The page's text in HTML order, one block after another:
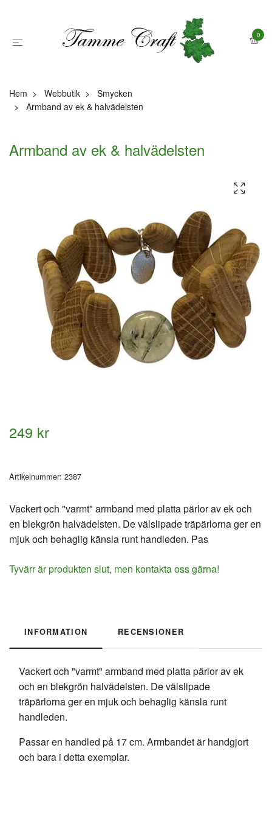
0
Hem Webbutik
Smycken
Armband av ek & halvädelsten
Armband av ek & halvädelsten
249 kr
Artikelnummer: 2387
Vackert och "varmt" armband med platta pärlor av ek och
en blekgrön halvädelsten. De välslipade träpärlorna ger en
mjuk och behaglig känsla runt handleden. Pas
Tyvärr är produkten slut, men kontakta oss gärna!
INFORMATION RECENSIONER
Vackert och "varmt" armband med platta pärlor av ek
och en blekgrön halvädelsten. De välslipade
träpärlorna ger en mjuk och behaglig känsla runt
handleden.
Passar en handled på 17 cm. Armbandet är handgjort
och bara i detta exemplar.